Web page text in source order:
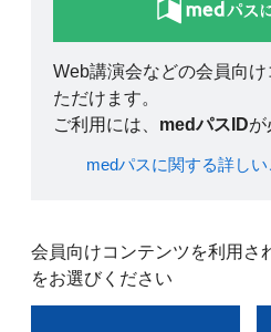
Web講演会などの会員向
ただけます。
ご利用には、 medパスIDが
medパスに関する詳し
会員向けコンテンツを利用さ
をお選びください